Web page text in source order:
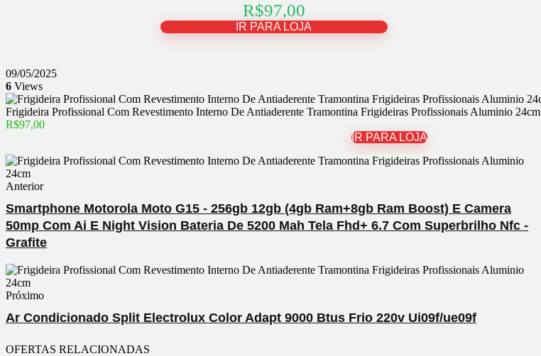
R$97,00
IR PARA LOJA
09/05/2025
6 Views
Frigideira Profissional Com Revestimento Interno De Antiaderente Tramontina Frigideiras Profissionais Aluminio 24cm
R$97,00
IR PARA LOJA
Anterior
Smartphone Motorola Moto G15 - 256gb 12gb (4gb Ram+8gb Ram Boost) E Camera
50mp Com Ai E Night Vision Bateria De 5200 Mah Tela Fhd+ 6.7 Com Superbrilho Nfc -
Grafite
Próximo
Ar Condicionado Split Electrolux Color Adapt 9000 Btus Frio 220v Ui09f/ue09f
OFERTAS RELACIONADAS